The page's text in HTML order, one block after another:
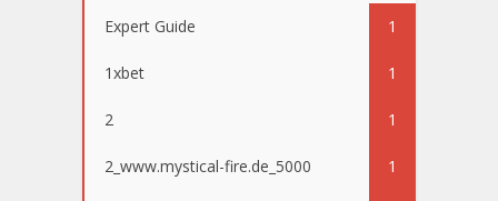
Expert Guide 1
1xbet 1
2 1
2_www.mystical-fire.de_5000 1